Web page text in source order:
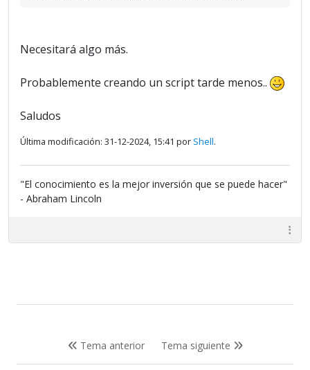
Necesitará algo más.
Probablemente creando un script tarde menos..
Saludos
Última modificación: 31-12-2024, 15:41 por Shell.
"El conocimiento es la mejor inversión que se puede hacer"
- Abraham Lincoln
Tema anterior Tema siguiente